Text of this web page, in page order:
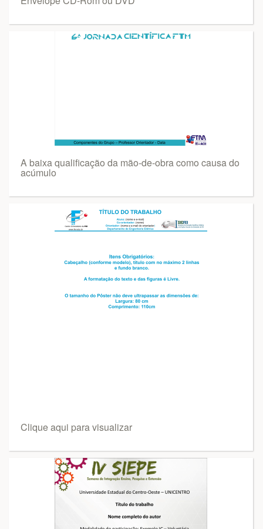
A baixa qualificação da mão-de-obra como causa do
acúmulo
Clique aqui para visualizar